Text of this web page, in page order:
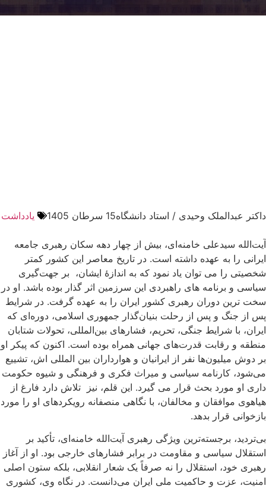
داکتر عبدالملک وحیدی / استاد دانشگاه15 سرطان 1405 یادداشت
آیت‌الله سیدعلی خامنه‌ای، بیش از چهار دهه سکان رهبری جامعه
ایرانی را به عهده داشته است. در تاریخ معاصر این کشور کمتر
شخصیتی را می توان یاد نمود که به اندازۀ ایشان، بر جهت‌گیری
سیاسی و برنامه های راهبردی این سرزمین اثر گذار بوده باشد. او در
سخت ترین دوران رهبری کشور ایران را به عهده گرفت. در شرایط
پس از جنگ و پس از رحلت بنیان‌گذار جمهوری اسلامی، دوره‌ای که
ایران، با شرایط جنگی، تحریم، فشارهای بین‌المللی، تحولات شتابان
منطقه و رقابت قدرت‌های جهانی همراه بوده است. اکنون که پیکر او
بر دوش میلیون‌ها نفر از ایرانیان و هوارداران بین المللی اش، تشییع
می‌شود، کارنامه سیاسی و میراث فکری و فرهنگی و شیوه حکومت
داری او مورد بحث قرار می گیرد. این قلم، نیز تلاش دارد فارغ از
هیاهوی موافقان و مخالفان، با نگاهی منصفانه رویکردهای او را مورد
بازخوانی قرار بدهد.
بی‌تردید، برجسته‌ترین ویژگی رهبری آیت‌الله خامنه‌ای، تأکید بر
استقلال سیاسی و مقاومت در برابر فشارهای خارجی بود. او از آغاز
رهبری خود، استقلال را نه صرفاً یک شعار انقلابی، بلکه ستون اصلی
امنیت، عزت و حاکمیت ملی ایران می‌دانست. در نگاه وی، کشوری